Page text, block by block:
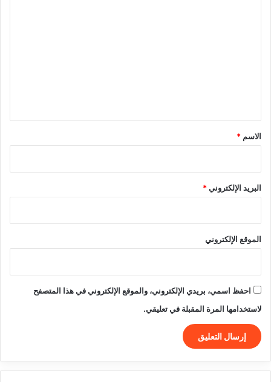
*
الاسم *
البريد الإلكتروني*
الموقع الإلكتروني
احفظ اسمي، بريدي الإلكتروني، والموقع الإلكتروني في هذا المتصفح
لاستخدامها المرة المقبلة في تعليقي.